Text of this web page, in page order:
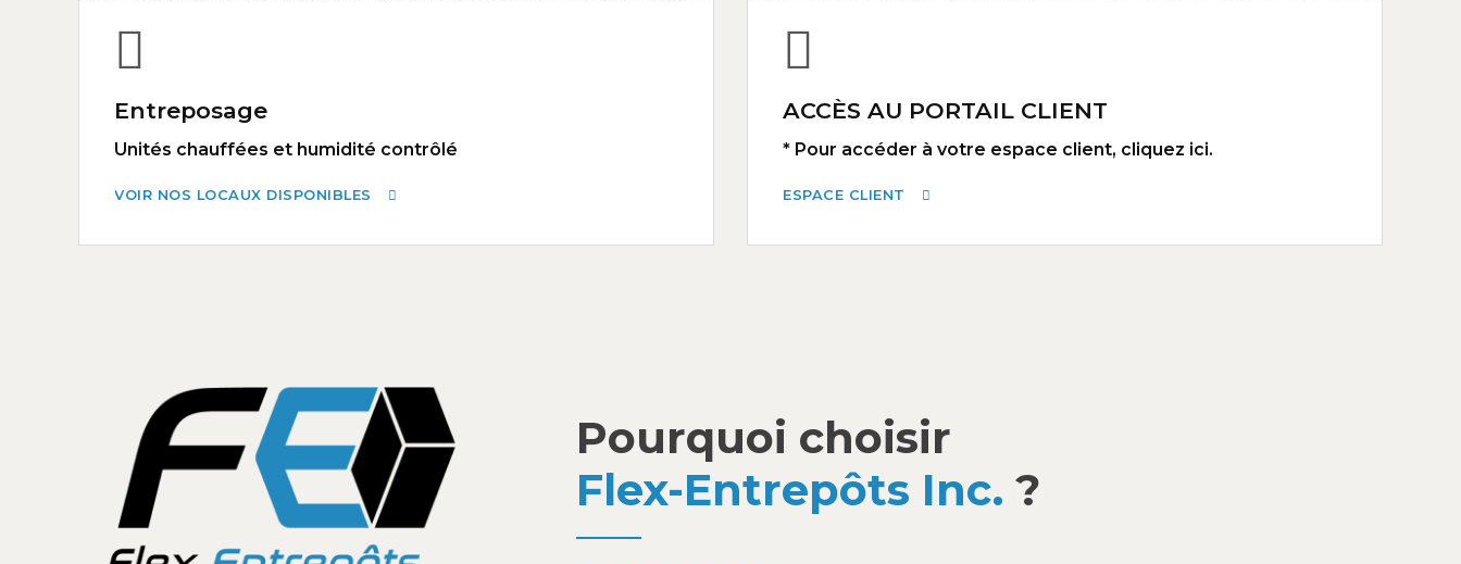
Entreposage
Unités chauffées et humidité contrôlé
VOIR NOS LOCAUX DISPONIBLES
ACCÈS AU PORTAIL CLIENT
* Pour accéder à votre espace client, cliquez ici.
ESPACE CLIENT
Pourquoi choisir
Flex-Entrepôts Inc. ?